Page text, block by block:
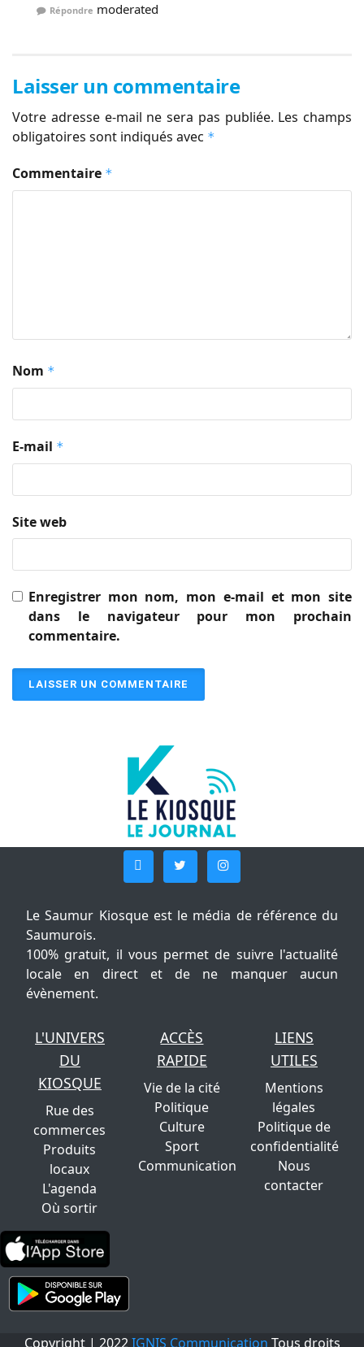
Répondre moderated
Laisser un commentaire
Votre adresse e-mail ne sera pas publiée. Les champs
obligatoires sont indiqués avec *
Commentaire *
Nom *
E-mail *
Site web
Enregistrer mon nom, mon e-mail et mon site
dans le navigateur pour mon prochain
commentaire.
Le Saumur Kiosque est le média de référence du
Saumurois.
100% gratuit, il vous permet de suivre l'actualité
locale en direct et de ne manquer aucun
évènement.
L'UNIVERS
DU
KIOSQUE
Rue des
commerces
Produits
locaux
L'agenda
Où sortir
ACCÈS
RAPIDE
Vie de la cité
Politique
Culture
Sport
Communication
LIENS
UTILES
Mentions
légales
Politique de
confidentialité
Nous
contacter
Copyright | 2022 IGNIS Communication Tous droits